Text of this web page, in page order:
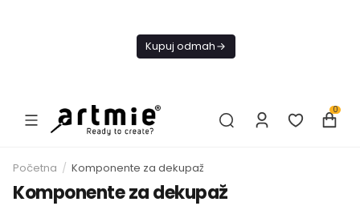
Kupuj odmah
0
Početna / Komponente za dekupaž
Komponente za dekupaž